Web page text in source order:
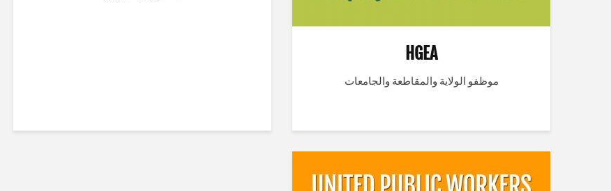
HGEA
موظفو الولاية والمقاطعة والجامعات